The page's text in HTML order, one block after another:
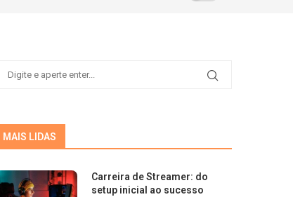
MAIS LIDAS
Carreira de Streamer: do
setup inicial ao sucesso